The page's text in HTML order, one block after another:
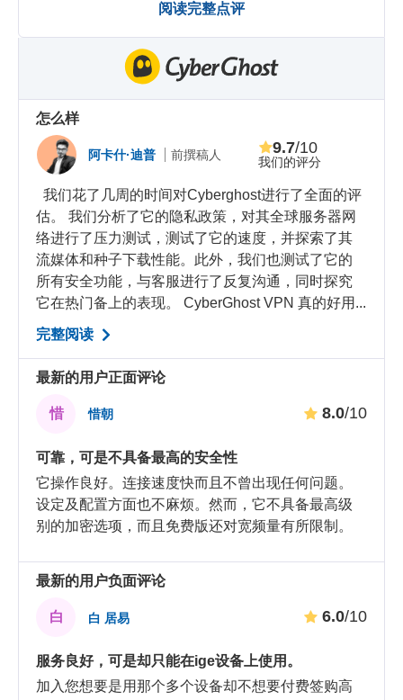
阅读完整点评
怎么样
阿卡什·迪普 前撰稿人 我们的评分
9.7/10
我们花了几周的时间对Cyberghost进行了全面的评
估。 我们分析了它的隐私政策，对其全球服务器网
络进行了压力测试，测试了它的速度，并探索了其
流媒体和种子下载性能。此外，我们也测试了它的
所有安全功能，与客服进行了反复沟通，同时探究
它在热门备上的表现。 CyberGhost VPN 真的好用...
完整阅读
最新的用户正面评论
惜 惜朝 8.0/10
可靠，可是不具备最高的安全性
它操作良好。连接速度快而且不曾出现任何问题。
设定及配置方面也不麻烦。然而，它不具备最高级
别的加密选项，而且免费版还对宽频量有所限制。
最新的用户负面评论
白 白 居易 6.0/10
服务良好，可是却只能在ige设备上使用。
加入您想要是用那个多个设备却不想要付费签购高